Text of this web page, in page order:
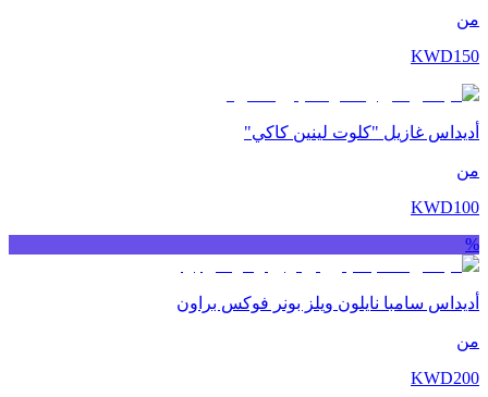
من
KWD150
أديداس غازيل "كلوت لينين كاكي"
من
KWD100
%
أديداس سامبا نايلون ويلز بونر فوكس براون
من
KWD200